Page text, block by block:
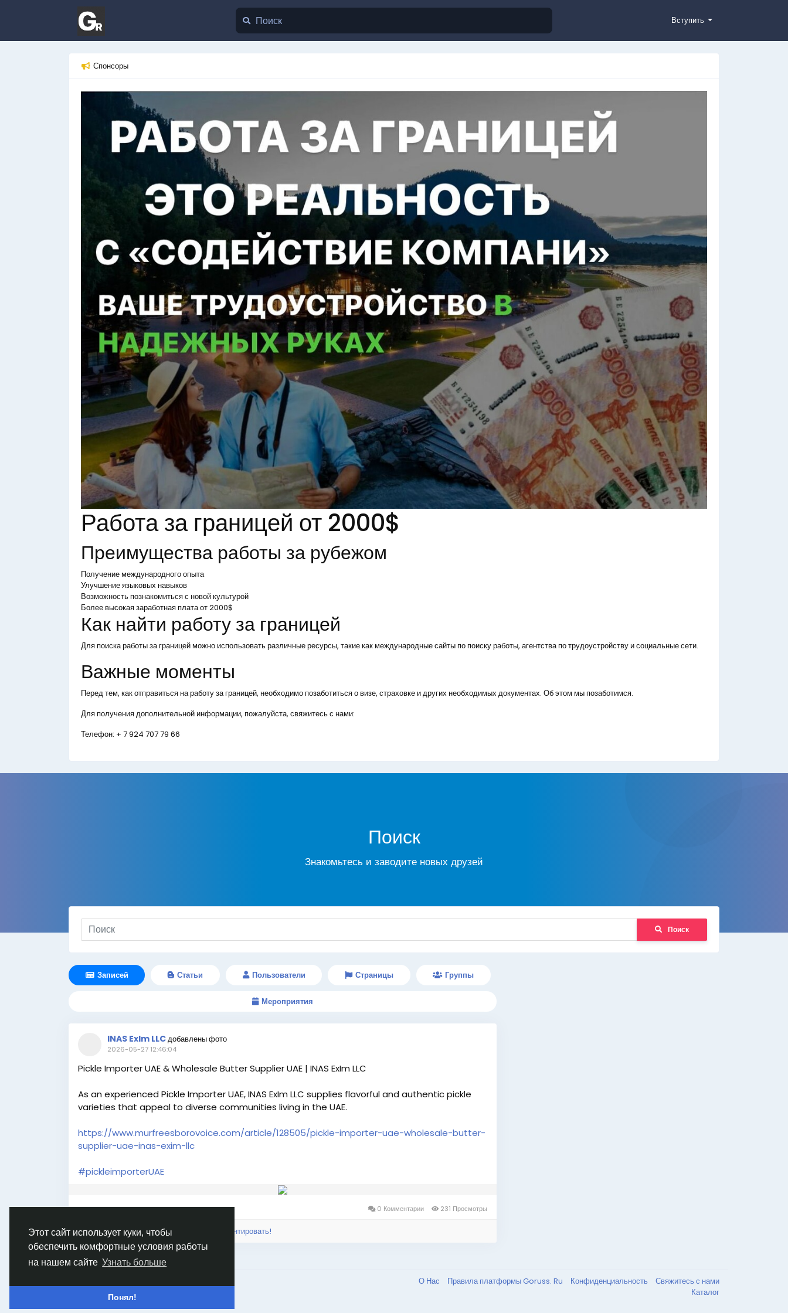
Этот сайт использует куки, чтобы
обеспечить комфортные условия работы
на нашем сайте Узнать больше
Понял!
Вступить
Спонсоры
Работа за границей от 2000$
Преимущества работы за рубежом
Получение международного опыта
Улучшение языковых навыков
Возможность познакомиться с новой культурой
Более высокая заработная плата от 2000$
Как найти работу за границей
Для поиска работы за границей можно использовать различные ресурсы, такие как международные сайты по поиску работы, агентства по трудоустройству и социальные сети.
Важные моменты
Перед тем, как отправиться на работу за границей, необходимо позаботиться о визе, страховке и других необходимых документах. Об этом мы позаботимся.
Для получения дополнительной информации, пожалуйста, свяжитесь с нами:
Телефон: + 7 924 707 79 66
Поиск
Знакомьтесь и заводите новых друзей
Поиск
Записей Статьи Пользователи Страницы Группы
Мероприятия
INAS ExIm LLCдобавлены фото
2026-05-27 12:46:04
Pickle Importer UAE & Wholesale Butter Supplier UAE | INAS ExIm LLC
As an experienced Pickle Importer UAE, INAS ExIm LLC supplies flavorful and authentic pickle
varieties that appeal to diverse communities living in the UAE.
https://www.murfreesborovoice.com/article/128505/pickle-importer-uae-wholesale-butter-
supplier-uae-inas-exim-llc
#pickleimporterUAE
0 Комментарии 231 Просмотры
Войдите, чтобы отмечать, делиться и комментировать!
О Нас Правила платформы Goruss. Ru Конфиденциальность
Свяжитесь с нами
Каталог